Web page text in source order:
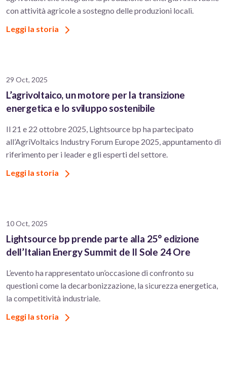
con attività agricole a sostegno delle produzioni locali.
Leggi la storia
29 Oct, 2025
L’agrivoltaico, un motore per la transizione
energetica e lo sviluppo sostenibile
Il 21 e 22 ottobre 2025, Lightsource bp ha partecipato
all’AgriVoltaics Industry Forum Europe 2025, appuntamento di
riferimento per i leader e gli esperti del settore.
Leggi la storia
10 Oct, 2025
Lightsource bp prende parte alla 25° edizione
dell’Italian Energy Summit de Il Sole 24 Ore
L’evento ha rappresentato un’occasione di confronto su
questioni come la decarbonizzazione, la sicurezza energetica,
la competitività industriale.
Leggi la storia